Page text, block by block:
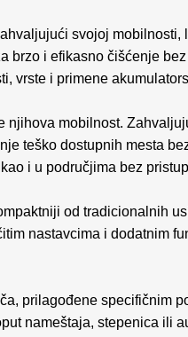
svojoj mobilnosti,
brzo i efikasno čišćenje
vrste i primene
mobilnost.
teško dostupnih mesta
i u područjima bez
od tradicionalnih
nastavcima i dodatnim
prilagođene specifičnim
nameštaja, stepenica ili